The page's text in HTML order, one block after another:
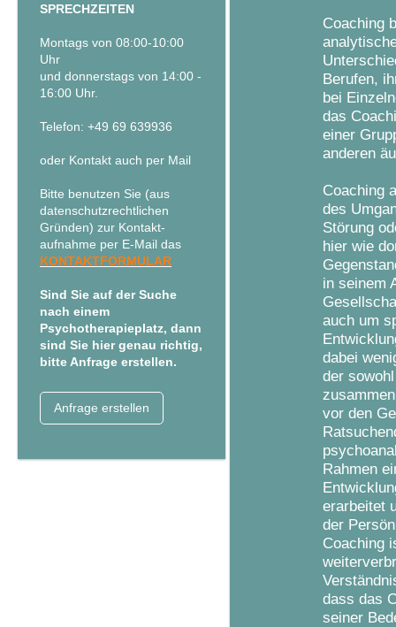
SPRECHZEITEN
Montags von 08:00-10:00
Uhr
und donnerstags von 14:00 -
16:00 Uhr.
Telefon: +49 69 639936
oder Kontakt auch per Mail
Bitte benutzen Sie (aus
datenschutzrechtlichen
Gründen) zur Kontakt-
aufnahme per E-Mail das
KONTAKTFORMULAR
Sind Sie auf der Suche
nach einem
Psychotherapieplatz, dann
sind Sie hier genau richtig,
bitte Anfrage erstellen.
Anfrage erstellen
Coaching
Berufen,
bei
das
einer
anderen
Coaching
des
Störung
hier wie
in seinem
auch um
dabei
der
vor den
Rahmen
erarbeitet
der
Coaching
dass das
seiner